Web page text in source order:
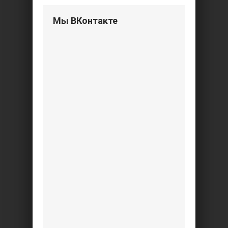
Мы ВКонтакте